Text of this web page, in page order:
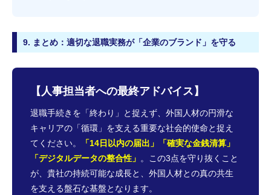
9. まとめ：適切な退職実務が「企業のブランド」を守る
【人事担当者への最終アドバイス】
退職手続きを「終わり」と捉えず、外国人材の円滑な
キャリアの「循環」を支える重要な社会的使命と捉え
てください。
「14日以内の届出」「確実な金銭清算」
「デジタルデータの整合性」 。この3点を守り抜くこと
が、貴社の持続可能な成長と、外国人材との真の共生
を支える盤石な基盤となります。